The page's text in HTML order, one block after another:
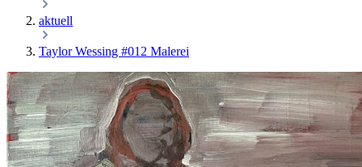
aktuell
Taylor Wessing #012 Malerei